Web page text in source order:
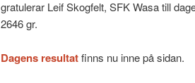
gratulerar Leif Skogfelt, SFK Wasa till
2646 gr.
Dagens resultatfinns nu inne på sidan.